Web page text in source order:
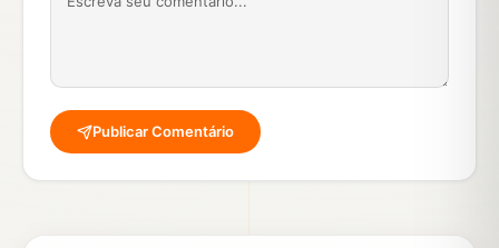
Publicar Comentário